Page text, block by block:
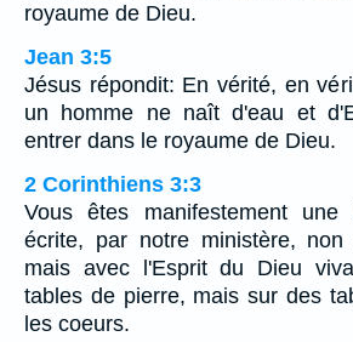
royaume de Dieu.
Jean 3:5
Jésus répondit: En vérité, en
un homme ne naît d'eau et
entrer dans le royaume de Dieu.
2 Corinthiens 3:3
Vous êtes manifestement
écrite, par notre ministère,
mais avec l'Esprit du Dieu
tables de pierre, mais sur des
les coeurs.